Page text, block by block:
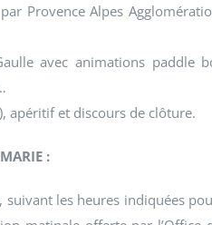
Provence Alpes
avec animations paddle
apéritif et discours de clôture.
:
suivant les heures indiquées